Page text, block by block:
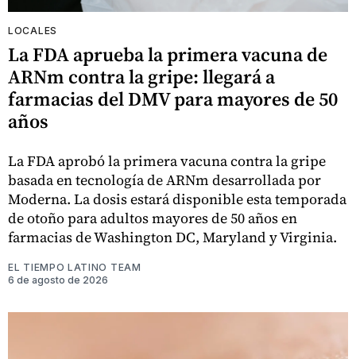
LOCALES
La FDA aprueba la primera vacuna de
ARNm contra la gripe: llegará a
farmacias del DMV para mayores de 50
años
La FDA aprobó la primera vacuna contra la gripe
basada en tecnología de ARNm desarrollada por
Moderna. La dosis estará disponible esta temporada
de otoño para adultos mayores de 50 años en
farmacias de Washington DC, Maryland y Virginia.
EL TIEMPO LATINO TEAM
6 de agosto de 2026